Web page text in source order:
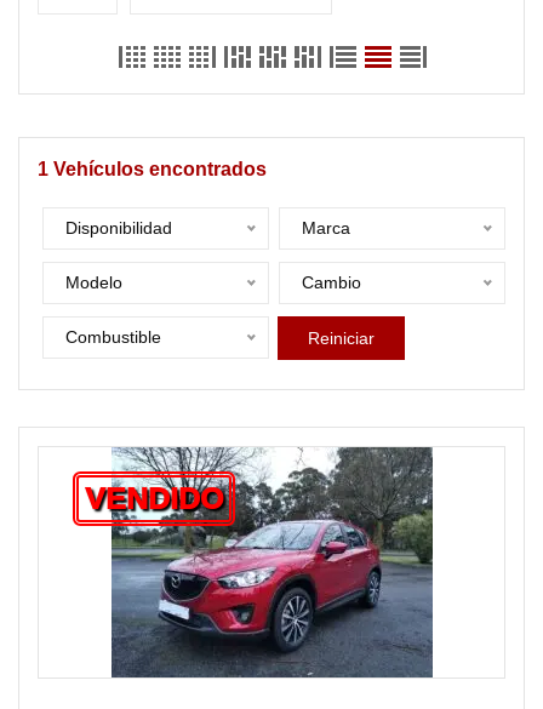
1 Vehículos encontrados
Disponibilidad Marca
Modelo Cambio
Combustible Reiniciar
VENDIDO